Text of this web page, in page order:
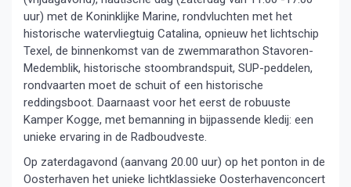
uur) met de Koninklijke Marine, rondvluchten met het
historische watervliegtuig Catalina, opnieuw het lichtschip
Texel, de binnenkomst van de zwemmarathon Stavoren-
Medemblik, historische stoombrandspuit, SUP-peddelen,
rondvaarten moet de schuit of een historische
reddingsboot. Daarnaast voor het eerst de robuuste
Kamper Kogge, met bemanning in bijpassende kledij: een
unieke ervaring in de Radboudveste.
Op zaterdagavond (aanvang 20.00 uur) op het ponton in de
Oosterhaven het unieke lichtklassieke Oosterhavenconcert